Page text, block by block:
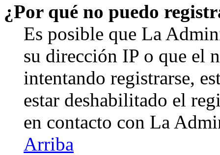
¿Por qué no puedo
Es posible que La
su dirección IP o que el
intentando registrarse,
estar deshabilitado el
en contacto con La
Arriba